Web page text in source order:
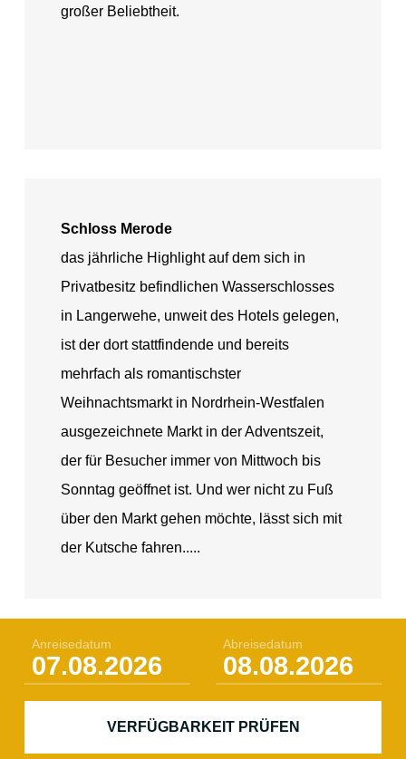
großer Beliebtheit.
Schloss Merode
das jährliche Highlight auf dem sich in
Privatbesitz befindlichen Wasserschlosses
in Langerwehe, unweit des Hotels gelegen,
ist der dort stattfindende und bereits
mehrfach als romantischster
Weihnachtsmarkt in Nordrhein-Westfalen
ausgezeichnete Markt in der Adventszeit,
der für Besucher immer von Mittwoch bis
Sonntag geöffnet ist. Und wer nicht zu Fuß
über den Markt gehen möchte, lässt sich mit
der Kutsche fahren.....
Anreisedatum Abreisedatum
VERFÜGBARKEIT PRÜFEN